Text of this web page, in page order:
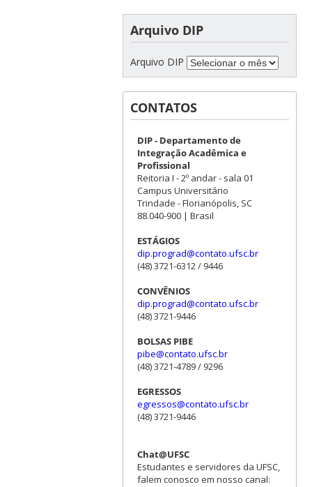
Arquivo DIP
Arquivo DIP
CONTATOS
DIP - Departamento de
Integração Acadêmica e
Profissional
Reitoria I - 2º andar - sala 01
Campus Universitário
Trindade - Florianópolis, SC
88.040-900 | Brasil
ESTÁGIOS
dip.prograd@contato.ufsc.br
(48) 3721-6312 / 9446
CONVÊNIOS
dip.prograd@contato.ufsc.br
(48) 3721-9446
BOLSAS PIBE
pibe@contato.ufsc.br
(48) 3721-4789 / 9296
EGRESSOS
egressos@contato.ufsc.br
(48) 3721-9446
Chat@UFSC
Estudantes e servidores da UFSC,
falem conosco em nosso canal: